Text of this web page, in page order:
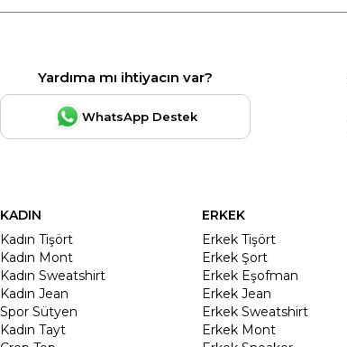
Yardıma mı ihtiyacın var?
WhatsApp Destek
KADIN
Kadın Tişört
Kadın Mont
Kadın Sweatshirt
Kadın Jean
Spor Sütyen
Kadın Tayt
ERKEK
Erkek Tişört
Erkek Şort
Erkek Eşofman
Erkek Jean
Erkek Sweatshirt
Erkek Mont